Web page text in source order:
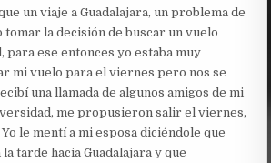
un viaje a Guadalajara, un problema de
la decisión de buscar un vuelo
para ese entonces yo estaba muy
mi vuelo para el viernes pero nos se
una llamada de algunos amigos de mi
me propusieron salir el viernes,
le mentí a mi esposa diciéndole que
tarde hacia Guadalajara y que